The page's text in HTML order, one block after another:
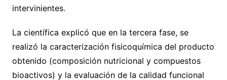
intervinientes.
La científica explicó que en la tercera fase, se
realizó la caracterización fisicoquímica del producto
obtenido (composición nutricional y compuestos
bioactivos) y la evaluación de la calidad funcional